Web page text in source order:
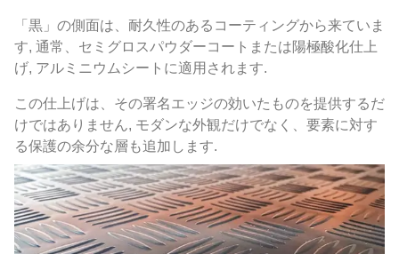
「黒」の側面は、耐久性のあるコーティングから来ていま
す, 通常、セミグロスパウダーコートまたは陽極酸化仕上
げ, アルミニウムシートに適用されます.
この仕上げは、その署名エッジの効いたものを提供するだ
けではありません, モダンな外観だけでなく、要素に対す
る保護の余分な層も追加します.